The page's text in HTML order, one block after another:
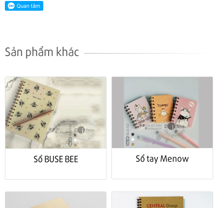
Sản phẩm khác
Sổ BUSE BEE Sổ tay Menow